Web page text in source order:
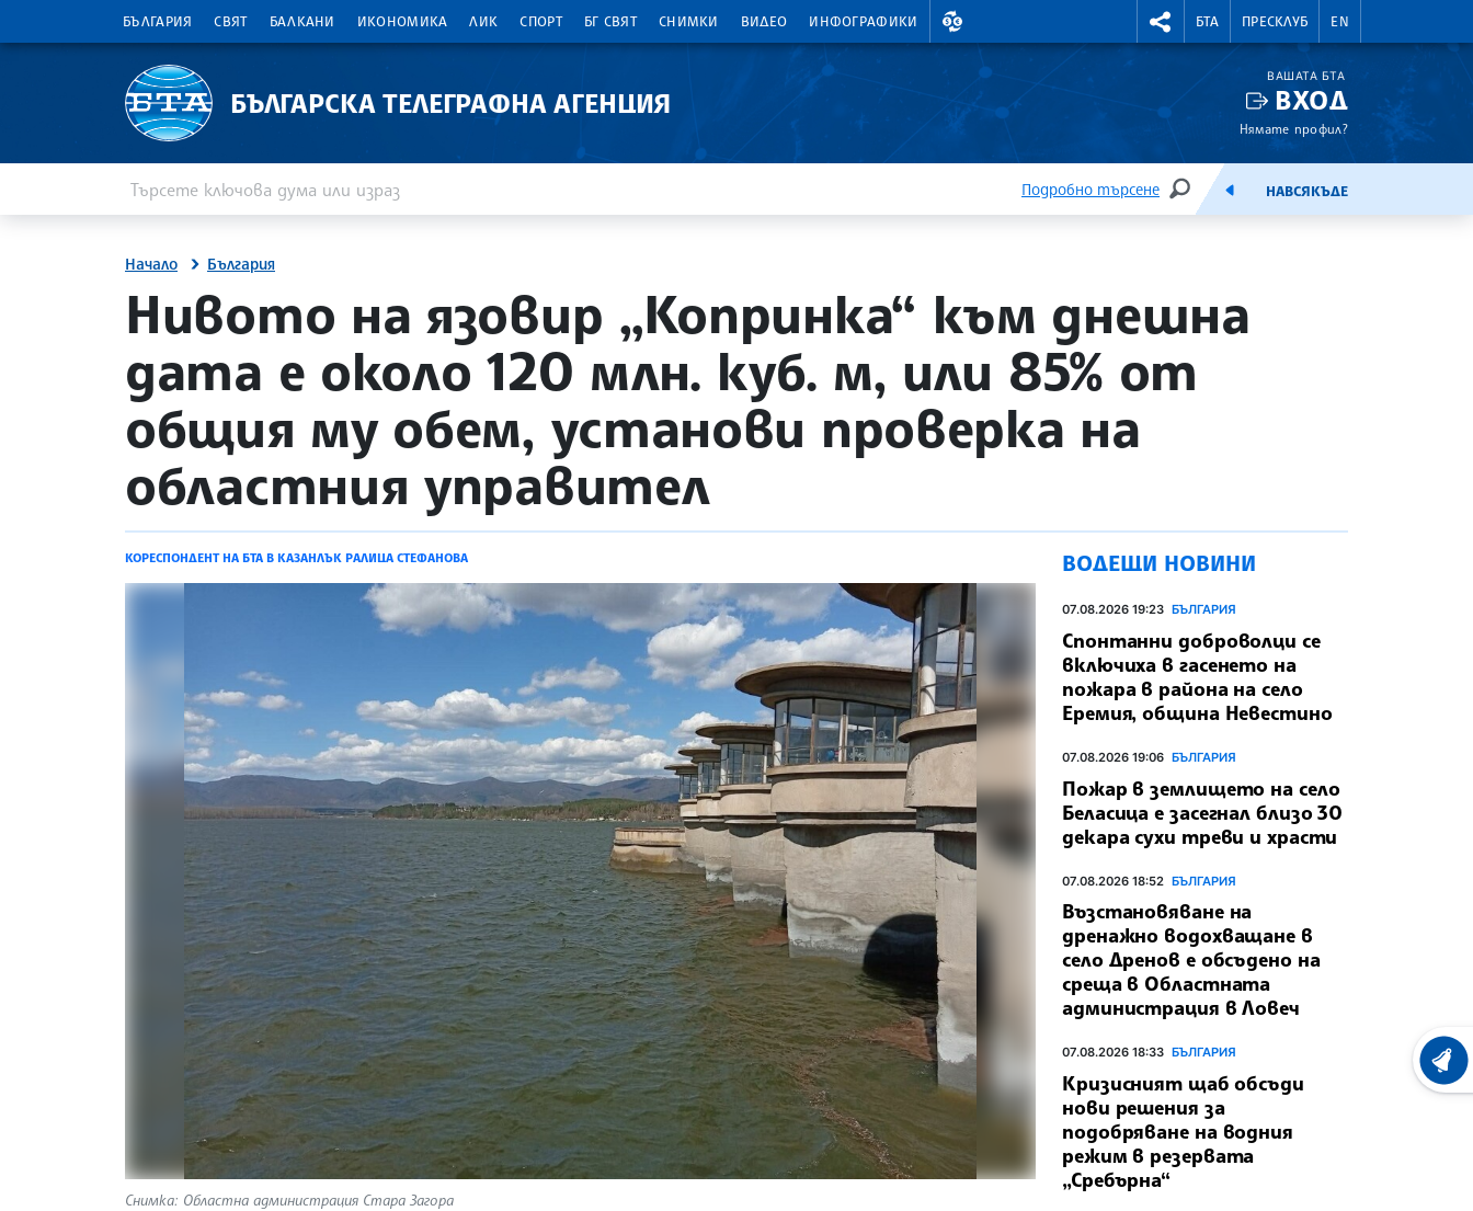
БЪЛГАРИЯ СВЯТ БАЛКАНИ ИКОНОМИКА ЛИК СПОРТ БГ СВЯТ СНИМКИ ВИДЕО ИНФОГРАФИКИ
ВАЛУТНИ КУРСОВЕ RIGHTMENU.SOCIAL
БТА ПРЕСКЛУБ EN
БЪЛГАРСКА ТЕЛЕГРАФНА АГЕНЦИЯ
ВАШАТА БТА
ВХОД
Нямате профил?
Подробно търсене
ТЪРСЕНЕЕМИСИЯНАВСЯКЪДЕ
Начало България
site.bta
Нивото на язовир „Копринка“ към днешна
дата е около 120 млн. куб. м, или 85% от
общия му обем, установи проверка на
областния управител
КОРЕСПОНДЕНТ НА БТА В КАЗАНЛЪК РАЛИЦА СТЕФАНОВА
Снимка: Областна администрация Стара Загора
ВОДЕЩИ НОВИНИ
07.08.2026 19:23 БЪЛГАРИЯ
Спонтанни доброволци се
включиха в гасенето на
пожара в района на село
Еремия, община Невестино
07.08.2026 19:06 БЪЛГАРИЯ
Пожар в землището на село
Беласица е засегнал близо 30
декара сухи треви и храсти
07.08.2026 18:52 БЪЛГАРИЯ
Възстановяване на
дренажно водохващане в
село Дренов е обсъдено на
среща в Областната
администрация в Ловеч
07.08.2026 18:33 БЪЛГАРИЯ
Кризисният щаб обсъди
нови решения за
подобряване на водния
режим в резервата
„Сребърна“